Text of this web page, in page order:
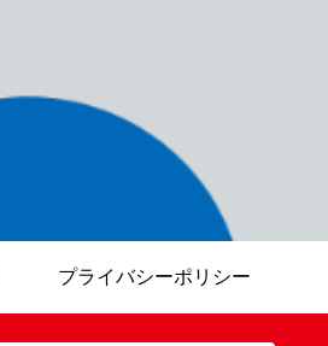
プライバシーポリシー